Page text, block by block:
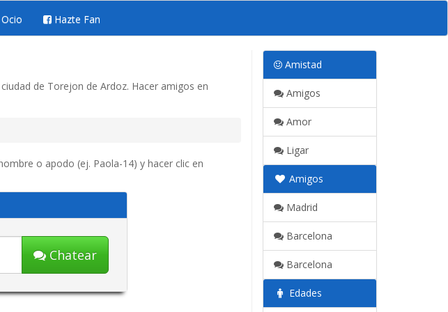
Ocio Hazte Fan
de Torejon de Ardoz. Hacer amigos en
o apodo (ej. Paola-14) y hacer clic en
Chatear
Amistad
Amigos
Amor
Ligar
Amigos
Madrid
Barcelona
Barcelona
Edades